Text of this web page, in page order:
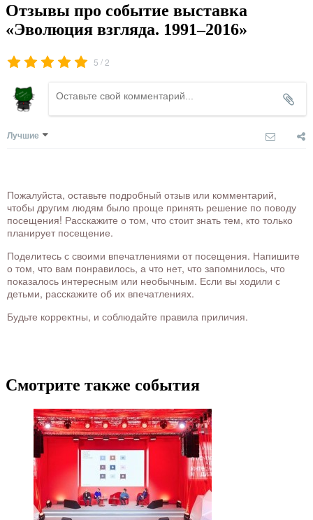
Отзывы про событие выставка
«Эволюция взгляда. 1991–2016»
5 /2
Лучшие
Пожалуйста, оставьте подробный отзыв или комментарий,
чтобы другим людям было проще принять решение по поводу
посещения! Расскажите о том, что стоит знать тем, кто только
планирует посещение.
Поделитесь с своими впечатлениями от посещения. Напишите
о том, что вам понравилось, а что нет, что запомнилось, что
показалось интересным или необычным. Если вы ходили с
детьми, расскажите об их впечатлениях.
Будьте корректны, и соблюдайте правила приличия.
Смотрите также события